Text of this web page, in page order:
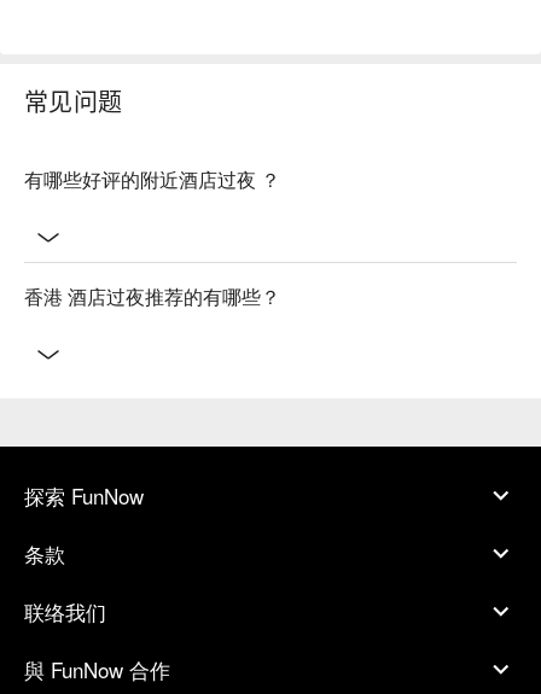
常见问题
有哪些好评的附近酒店过夜 ？
香港 酒店过夜推荐的有哪些？
探索 FunNow
条款
联络我们
與 FunNow 合作